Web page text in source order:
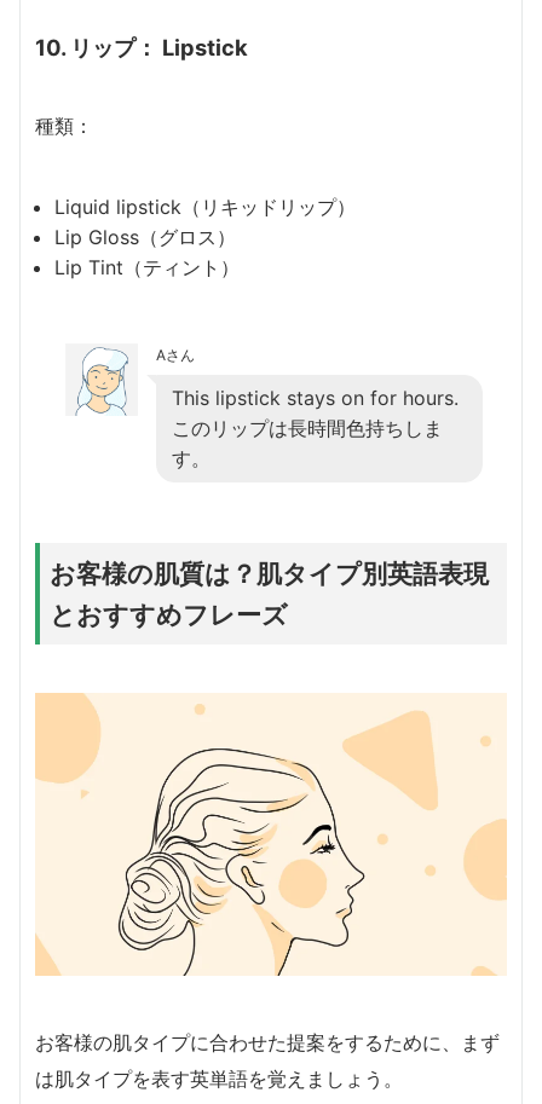
10. リップ： Lipstick
種類：
Liquid lipstick（リキッドリップ）
Lip Gloss（グロス）
Lip Tint（ティント）
Aさん
This lipstick stays on for hours.
このリップは長時間色持ちしま
す。
お客様の肌質は？肌タイプ別英語表現
とおすすめフレーズ
お客様の肌タイプに合わせた提案をするために、まず
は肌タイプを表す英単語を覚えましょう。